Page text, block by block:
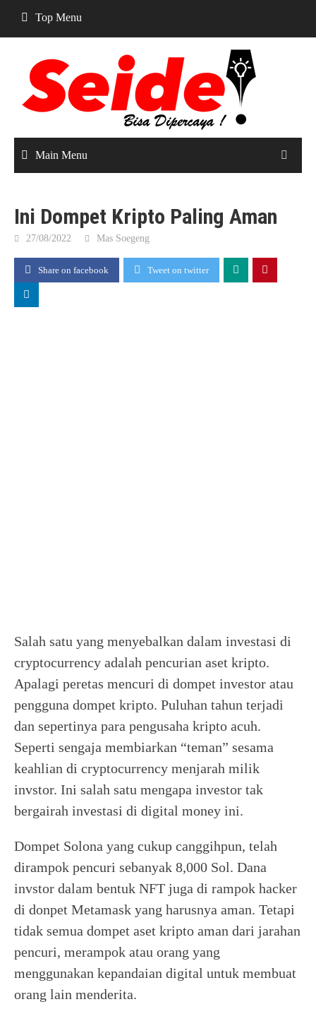
content
Top Menu
Main Menu
Ini Dompet Kripto Paling Aman
27/08/2022 Mas Soegeng
Share on facebook Tweet on twitter
Salah satu yang menyebalkan dalam investasi di
cryptocurrency adalah pencurian aset kripto.
Apalagi peretas mencuri di dompet investor atau
pengguna dompet kripto. Puluhan tahun terjadi
dan sepertinya para pengusaha kripto acuh.
Seperti sengaja membiarkan “teman” sesama
keahlian di cryptocurrency menjarah milik
invstor. Ini salah satu mengapa investor tak
bergairah investasi di digital money ini.
Dompet Solona yang cukup canggihpun, telah
dirampok pencuri sebanyak 8,000 Sol. Dana
invstor dalam bentuk NFT juga di rampok hacker
di donpet Metamask yang harusnya aman. Tetapi
tidak semua dompet aset kripto aman dari jarahan
pencuri, merampok atau orang yang
menggunakan kepandaian digital untuk membuat
orang lain menderita.